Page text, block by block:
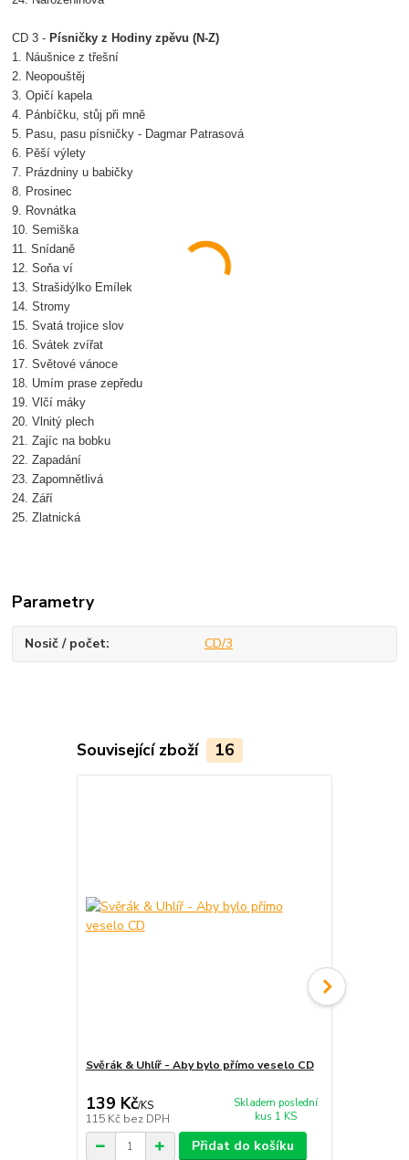
CD 3 - Písničky z Hodiny zpěvu (N-Z)
1. Náušnice z třešní
2. Neopouštěj
3. Opičí kapela
4. Pánbíčku, stůj při mně
5. Pasu, pasu písničky - Dagmar Patrasová
6. Pěší výlety
7. Prázdniny u babičky
8. Prosinec
9. Rovnátka
10. Semiška
11. Snídaně
12. Soňa ví
13. Strašidýlko Emílek
14. Stromy
15. Svatá trojice slov
16. Svátek zvířat
17. Světové vánoce
18. Umím prase zepředu
19. Vlčí máky
20. Vlnitý plech
21. Zajíc na bobku
22. Zapadání
23. Zapomnětlivá
24. Září
25. Zlatnická
Parametry
Nosič / počet CD/3
Související zboží 16
Svěrák & Uhlíř - Aby bylo přímo veselo CD
139 Kč/KS
115 Kč bez DPH
Skladem poslední
kus 1 KS
Přidat do košíku